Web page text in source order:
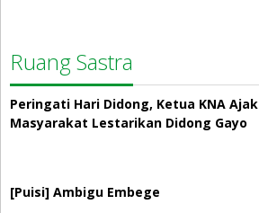
Ruang Sastra
Peringati Hari Didong, Ketua KNA Ajak
Masyarakat Lestarikan Didong Gayo
[Puisi] Ambigu Embege